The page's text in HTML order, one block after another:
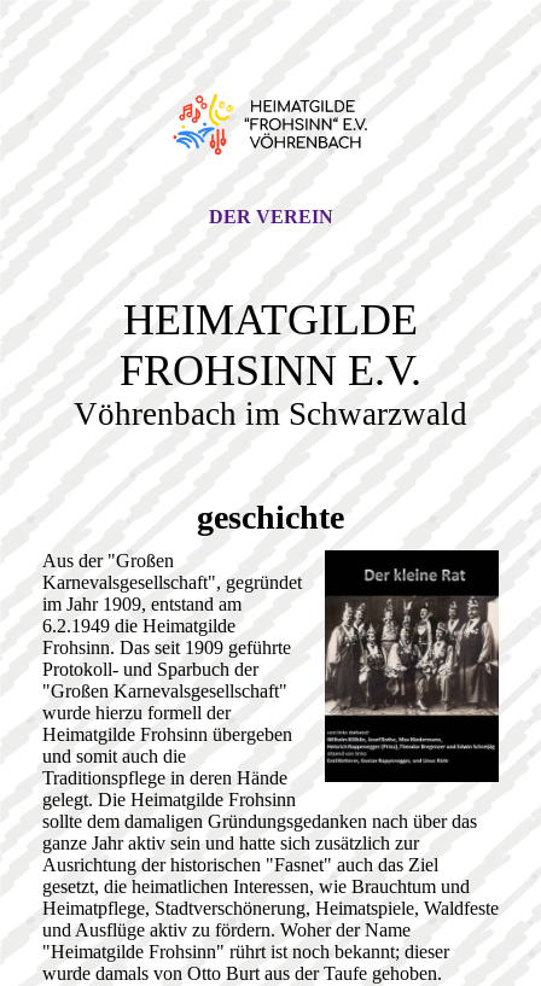
DER VEREIN
HEIMATGILDE
FROHSINN E.V.
Vöhrenbach im Schwarzwald
geschichte
Aus der "Großen
Karnevalsgesellschaft", gegründet
im Jahr 1909, entstand am
6.2.1949 die Heimatgilde
Frohsinn. Das seit 1909 geführte
Protokoll- und Sparbuch der
"Großen Karnevalsgesellschaft"
wurde hierzu formell der
Heimatgilde Frohsinn übergeben
und somit auch die
Traditionspflege in deren Hände
gelegt. Die Heimatgilde Frohsinn
sollte dem damaligen Gründungsgedanken nach über das
ganze Jahr aktiv sein und hatte sich zusätzlich zur
Ausrichtung der historischen "Fasnet" auch das Ziel
gesetzt, die heimatlichen Interessen, wie Brauchtum und
Heimatpflege, Stadtverschönerung, Heimatspiele, Waldfeste
und Ausflüge aktiv zu fördern. Woher der Name
"Heimatgilde Frohsinn" rührt ist noch bekannt; dieser
wurde damals von Otto Burt aus der Taufe gehoben.